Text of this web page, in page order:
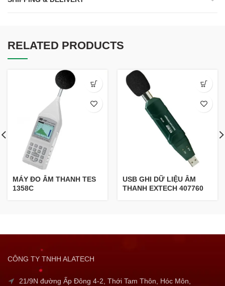
RELATED PRODUCTS
MÁY ĐO ÂM THANH TES
1358C
USB GHI DỮ LIỆU ÂM
THANH EXTECH 407760
CÔNG TY TNHH ALATECH
21/9N đường Ấp Đông 4-2, Thới Tam Thôn, Hóc Môn,